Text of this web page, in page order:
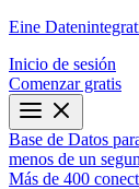
Eine
Inicio de sesión
Comenzar gratis
Base de Datos
menos de un
Más de 400